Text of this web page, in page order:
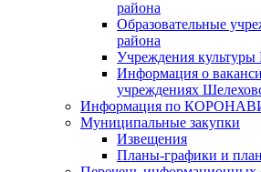
района
Образовательные
района
Учреждения культуры
Информация о
учреждениях
Информация по
Муниципальные закупки
Извещения
Планы-графики и